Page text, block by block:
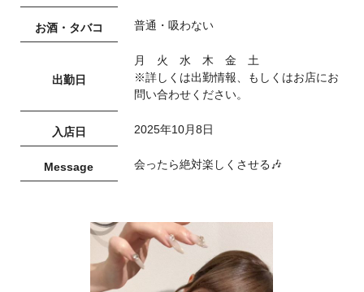
お酒・タバコ 普通・吸わない
出勤日
月 火 水 木 金 土
※詳しくは出勤情報、もしくはお店にお
問い合わせください。
入店日 2025年10月8日
Message 会ったら絶対楽しくさせる🎶